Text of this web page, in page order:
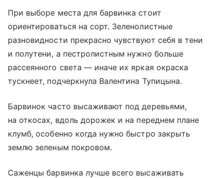
При выборе места для барвинка стоит
ориентироваться на сорт. Зеленолистные
разновидности прекрасно чувствуют себя в тени
и полутени, а пестролистным нужно больше
рассеянного света — иначе их яркая окраска
тускнеет, подчеркнула Валентина Тупицына.
Барвинок часто высаживают под деревьями,
на откосах, вдоль дорожек и на переднем плане
клумб, особенно когда нужно быстро закрыть
землю зеленым покровом.
Саженцы барвинка лучше всего высаживать